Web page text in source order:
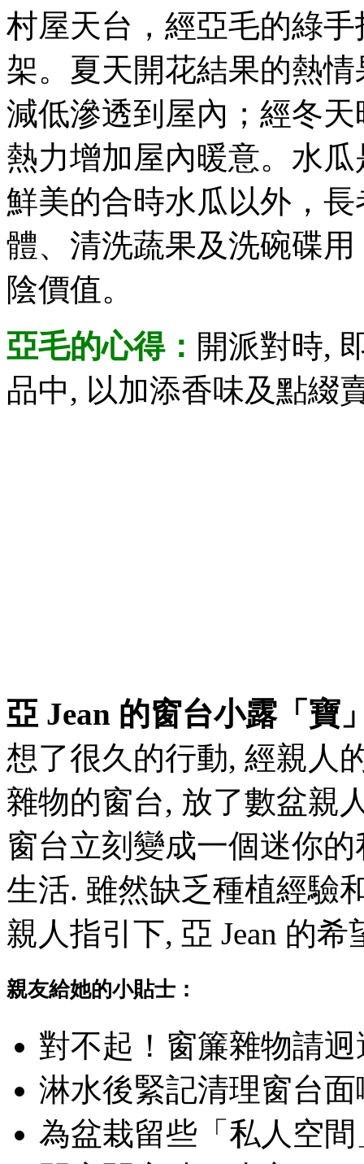
村屋天台，經亞毛的綠
架。夏天開花結果的熱
減低滲透到屋內；經冬
熱力增加屋內暖意。水
鮮美的合時水瓜以外，
體、清洗蔬果及洗碗碟
陰價值。
亞毛的心得： 開派對時,
品中, 以加添香味及點綴
亞 Jean 的窗台小露「寶
想了很久的行動, 經親人
雜物的窗台, 放了數盆親
窗台立刻變成一個迷你
生活. 雖然缺乏種植經驗
親人指引下, 亞 Jean 的
親友給她的小貼士：
對不起！窗簾雜物請
淋水後緊記清理窗台面
為盆栽留些「私人空